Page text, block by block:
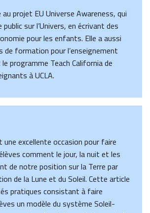
projet EU Universe Awareness, qui
sur l’Univers, en écrivant des
pour les enfants. Elle a aussi
de formation pour l’enseignement
programme Teach California de
à UCLA.
une excellente occasion pour faire
comment le jour, la nuit et les
de notre position sur la Terre par
de la Lune et du Soleil. Cette article
pratiques consistant à faire
un modèle du système Soleil-